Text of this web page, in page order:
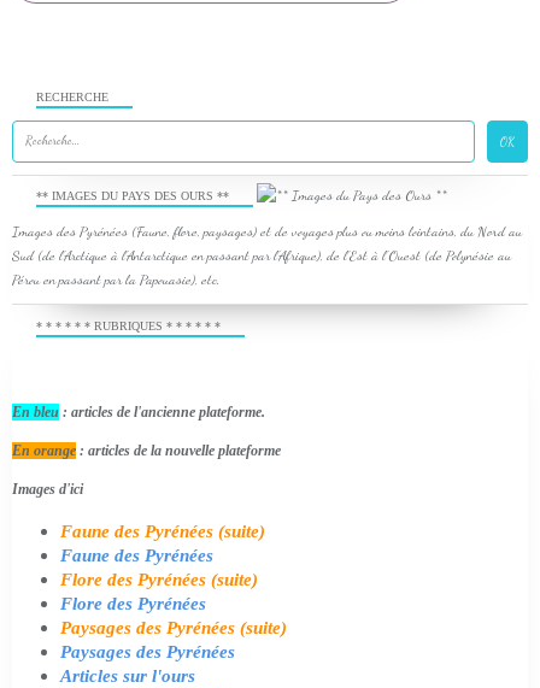
RECHERCHE
** IMAGES DU PAYS DES OURS **
Images des Pyrénées (Faune, flore, paysages) et de voyages plus ou moins lointains, du Nord au
Sud (de l'Arctique à l'Antarctique en passant par l'Afrique), de l'Est à l'Ouest (de Polynésie au
Pérou en passant par la Papouasie), etc.
* * * * * * RUBRIQUES * * * * * *
En bleu : articles de l'ancienne plateforme.
En orange : articles de la nouvelle plateforme
Images d'ici
Faune des Pyrénées (suite)
Faune des Pyrénées
Flore des Pyrénées (suite)
Flore des Pyrénées
Paysages des Pyrénées (suite)
Paysages des Pyrénées
Articles sur l'ours